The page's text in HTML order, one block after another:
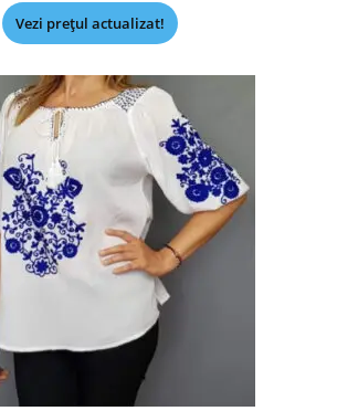
Vezi prețul actualizat!